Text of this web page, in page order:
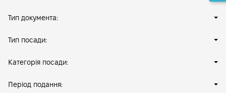
Тип документа:
Тип посади:
Категорія посади:
Період подання: